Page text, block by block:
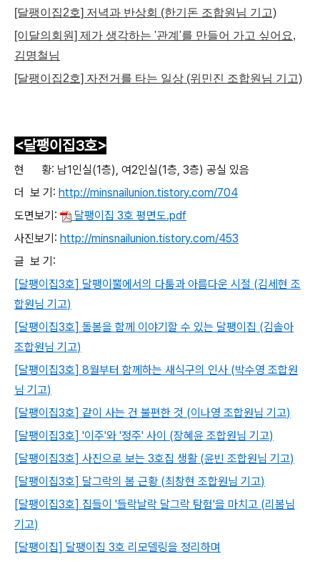
[달팽이집2호] 저녁과 반상회 (한기돈 조합원님 기고)
[이달의회원] 제가 생각하는 '관계'를 만들어 가고 싶어요,
김명철님
[달팽이집2호] 자전거를 타는 일상 (위민진 조합원님 기고)
<달팽이집3호>
현 황: 남1인실(1층), 여2인실(1층, 3층) 공실 있음
더 보 기: http://minsnailunion.tistory.com/704
도면보기:
달팽이집 3호 평면도.pdf
사진보기: http://minsnailunion.tistory.com/453
글 보 기:
[달팽이집3호] 달팽이뿔에서의 다툼과 아름다운 시절 (김세현 조
합원님 기고)
[달팽이집3호] 돌봄을 함께 이야기할 수 있는 달팽이집 (김솔아
조합원님 기고)
[달팽이집3호] 8월부터 함께하는 새식구의 인사 (박수영 조합원
님 기고)
[달팽이집3호] 같이 사는 건 불편한 것 (이나영 조합원님 기고)
[달팽이집3호] '이주'와 '정주' 사이 (장혜윤 조합원님 기고)
[달팽이집3호] 사진으로 보는 3호집 생활 (윤빈 조합원님 기고)
[달팽이집3호] 달그락의 봄 근황 (최창현 조합원님 기고)
[달팽이집3호] 집들이 '들락날락 달그락 탐험'을 마치고 (리봄님
기고)
[달팽이집] 달팽이집 3호 리모델링을 정리하며